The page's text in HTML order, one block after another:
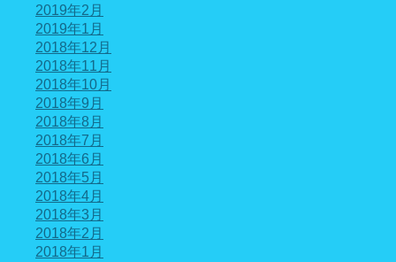
2019年2月
2019年1月
2018年12月
2018年11月
2018年10月
2018年9月
2018年8月
2018年7月
2018年6月
2018年5月
2018年4月
2018年3月
2018年2月
2018年1月